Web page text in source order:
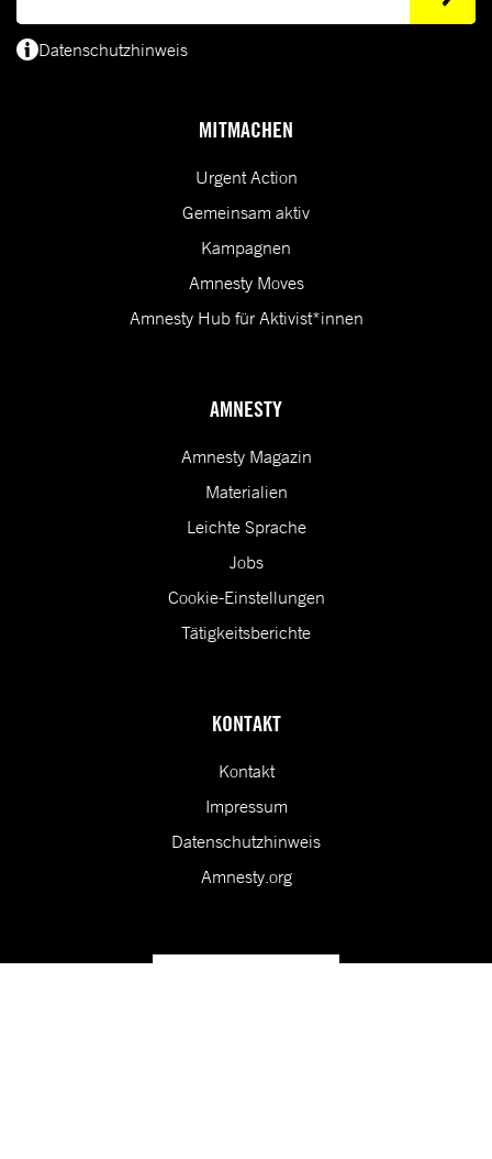
MITMACHEN
Urgent Action
Gemeinsam aktiv
Kampagnen
Amnesty Moves
Amnesty Hub für Aktivist*innen
AMNESTY
Amnesty Magazin
Materialien
Leichte Sprache
Jobs
Cookie-Einstellungen
Tätigkeitsberichte
KONTAKT
Kontakt
Impressum
Datenschutzhinweis
Amnesty.org
Datenschutzhinweis